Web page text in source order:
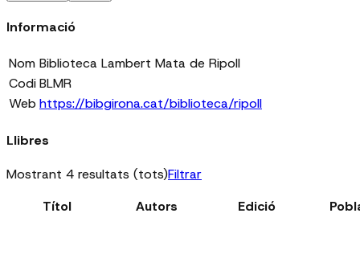
Informació
Nom Biblioteca Lambert Mata de Ripoll
CodiBLMR
Web https://bibgirona.cat/biblioteca/ripoll
Llibres
Mostrant 4 resultats (tots)Filtrar
Títol
Autors Edició